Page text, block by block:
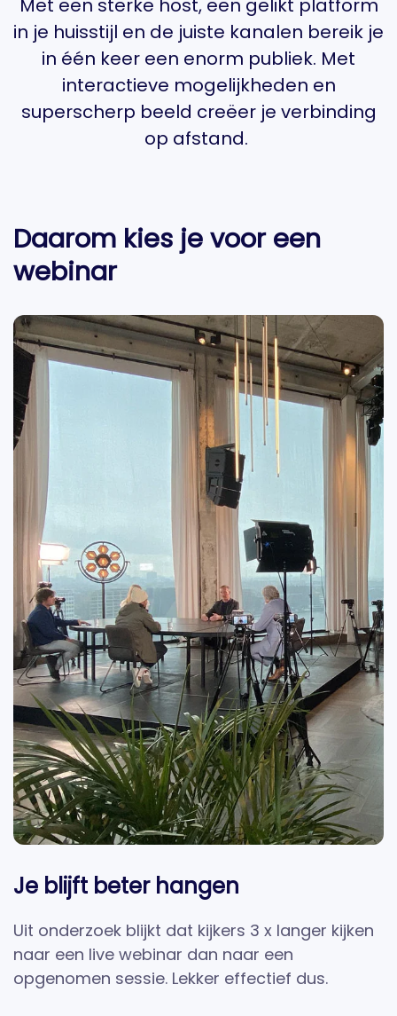
Met een sterke host, een gelikt platform
in je huisstijl en de juiste kanalen bereik je
in één keer een enorm publiek. Met
interactieve mogelijkheden en
superscherp beeld creëer je verbinding
op afstand.
Daarom kies je voor een
webinar
Je blijft beter hangen
Uit onderzoek blijkt dat kijkers 3 x langer kijken
naar een live webinar dan naar een
opgenomen sessie. Lekker effectief dus.